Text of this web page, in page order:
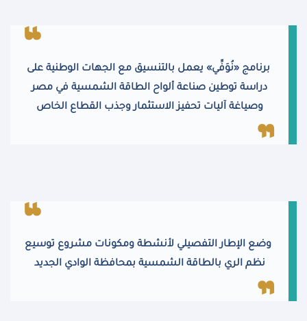
برنامج «نُوَفِّي» يعمل بالتنسيق مع الجهات الوطنية على
دراسة توطين صناعة ألواح الطاقة الشمسية في مصر
وصياغة آليات تحفيز الاستثمار وجذب القطاع الخاص
وضع الإطار التفصيلي لأنشطة ومكونات مشروع توسيع
نظم الري بالطاقة الشمسية بمحافظة الوادي الجديد